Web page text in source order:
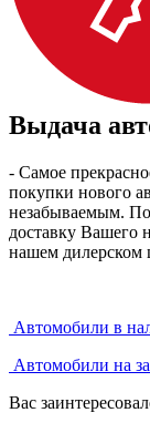
Выдача
- Самое
покупки нового
незабываемым.
доставку Вашего
нашем дилерском
Автомобили в
Автомобили на
Вас